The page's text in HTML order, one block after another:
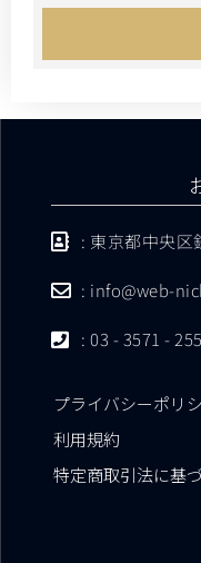
: 東京都中央区
: info@web-
: 03 - 3571 -
プライバシーポリ
利用規約
特定商取引法に基